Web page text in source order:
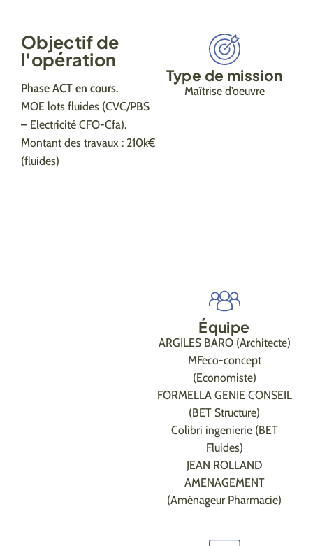
Objectif de
l'opération
Phase ACT en cours.
MOE lots fluides (CVC/PBS
– Electricité CFO-Cfa).
Montant des travaux : 210k€
(fluides)
Type de mission
Maîtrise d’oeuvre
Équipe
ARGILES BARO (Architecte)
MFeco-concept
(Economiste)
FORMELLA GENIE CONSEIL
(BET Structure)
Colibri ingenierie (BET
Fluides)
JEAN ROLLAND
AMENAGEMENT
(Aménageur Pharmacie)